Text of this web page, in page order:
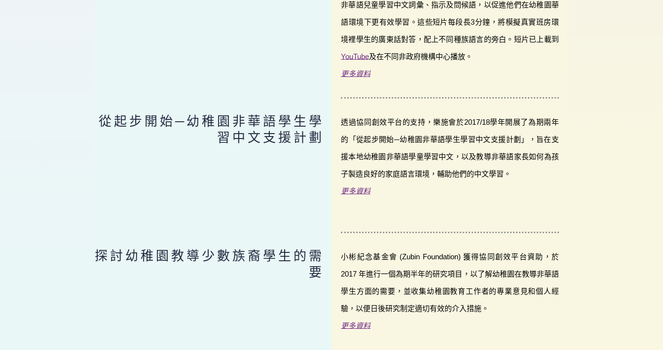
非華語兒童學習中文詞彙、指示及問候語，以促進他們在幼稚園華
語環境下更有效學習。這些短片每段長3分鐘，將模擬真實班房環
境裡學生的廣東話對答，配上不同種族語言的旁白。短片已上載到
YouTube及在不同非政府機構中心播放。
更多資料
從起步開始─幼稚園非華語學生學
習中文支援計劃
透過協同創效平台的支持，樂施會於2017/18學年開展了為期兩年
的「從起步開始─幼稚園非華語學生學習中文支援計劃」，旨在支
援本地幼稚園非華語學童學習中文，以及教導非華語家長如何為孩
子製造良好的家庭語言環境，輔助他們的中文學習。
更多資料
探討幼稚園教導少數族裔學生的需
要
小彬紀念基金會 (Zubin Foundation) 獲得協同創效平台資助，於
2017 年進行一個為期半年的研究項目，以了解幼稚園在教導非華語
學生方面的需要，並收集幼稚園教育工作者的專業意見和個人經
驗，以便日後研究制定適切有效的介入措施。
更多資料